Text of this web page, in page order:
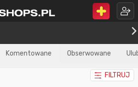
Komentowane Obserwowane
FILTRUJ